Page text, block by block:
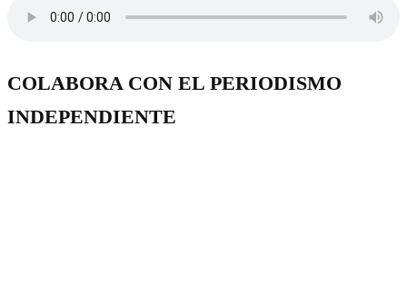
COLABORA CON EL PERIODISMO
INDEPENDIENTE